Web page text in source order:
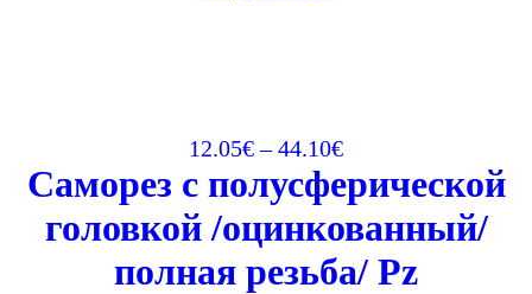
12.05€–44.10€
Саморез с полусферической
головкой /оцинкованный/
полная резьба/ Pz